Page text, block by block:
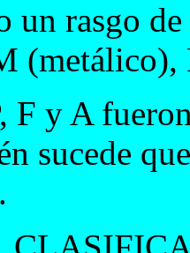
un rasgo
F y A
sucede